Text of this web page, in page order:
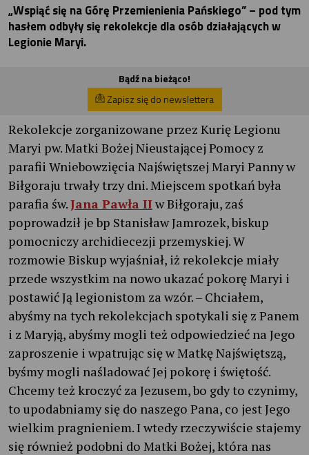
„Wspiąć się na Górę Przemienienia Pańskiego” – pod tym
hasłem odbyły się rekolekcje dla osób działających w
Legionie Maryi.
Bądź na bieżąco!
Zapisz się do newslettera
Rekolekcje zorganizowane przez Kurię Legionu
Maryi pw. Matki Bożej Nieustającej Pomocy z
parafii Wniebowzięcia Najświętszej Maryi Panny w
Biłgoraju trwały trzy dni. Miejscem spotkań była
parafia św.Jana Pawła IIw Biłgoraju, zaś
poprowadził je bp Stanisław Jamrozek, biskup
pomocniczy archidiecezji przemyskiej. W
rozmowie Biskup wyjaśniał, iż rekolekcje miały
przede wszystkim na nowo ukazać pokorę Maryi i
postawić Ją legionistom za wzór. – Chciałem,
abyśmy na tych rekolekcjach spotykali się z Panem
i z Maryją, abyśmy mogli też odpowiedzieć na Jego
zaproszenie i wpatrując się w Matkę Najświętszą,
byśmy mogli naśladować Jej pokorę i świętość.
Chcemy też kroczyć za Jezusem, bo gdy to czynimy,
to upodabniamy się do naszego Pana, co jest Jego
wielkim pragnieniem. I wtedy rzeczywiście stajemy
się również podobni do Matki Bożej, która nas